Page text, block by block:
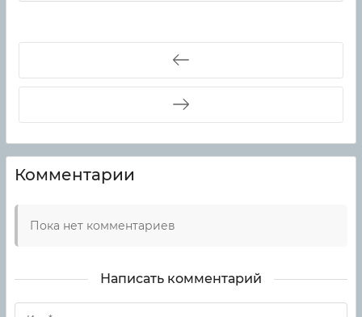
Комментарии
Пока нет комментариев
Написать комментарий